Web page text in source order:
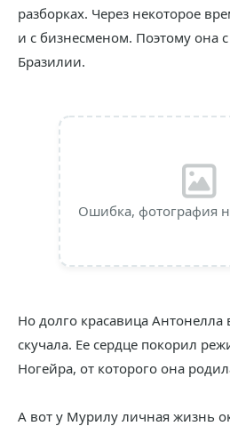
разборках. Через некоторое
и с бизнесменом. Поэтому она
Бразилии.
Ошибка, фотография
Но долго красавица Антонелла
скучала. Ее сердце покорил
Ногейра, от которого она
А вот у Мурилу личная жизнь